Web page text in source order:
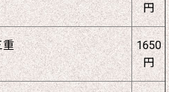
円
重
1650
円